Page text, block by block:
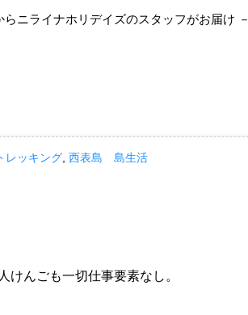
らニライナホリデイズのスタッフがお届け －
ッキング 西表島 島生活
けんごも一切仕事要素なし。